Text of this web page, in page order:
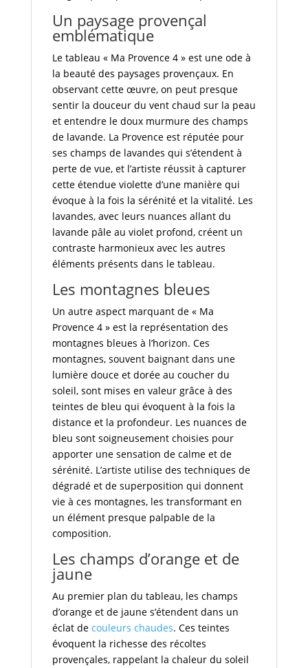
Un paysage provençal
emblématique
Le tableau « Ma Provence 4 » est une ode à
la beauté des paysages provençaux. En
observant cette œuvre, on peut presque
sentir la douceur du vent chaud sur la peau
et entendre le doux murmure des champs
de lavande. La Provence est réputée pour
ses champs de lavandes qui s’étendent à
perte de vue, et l’artiste réussit à capturer
cette étendue violette d’une manière qui
évoque à la fois la sérénité et la vitalité. Les
lavandes, avec leurs nuances allant du
lavande pâle au violet profond, créent un
contraste harmonieux avec les autres
éléments présents dans le tableau.
Les montagnes bleues
Un autre aspect marquant de « Ma
Provence 4 » est la représentation des
montagnes bleues à l’horizon. Ces
montagnes, souvent baignant dans une
lumière douce et dorée au coucher du
soleil, sont mises en valeur grâce à des
teintes de bleu qui évoquent à la fois la
distance et la profondeur. Les nuances de
bleu sont soigneusement choisies pour
apporter une sensation de calme et de
sérénité. L’artiste utilise des techniques de
dégradé et de superposition qui donnent
vie à ces montagnes, les transformant en
un élément presque palpable de la
composition.
Les champs d’orange et de
jaune
Au premier plan du tableau, les champs
d’orange et de jaune s’étendent dans un
éclat de couleurs chaudes. Ces teintes
évoquent la richesse des récoltes
provençales, rappelant la chaleur du soleil